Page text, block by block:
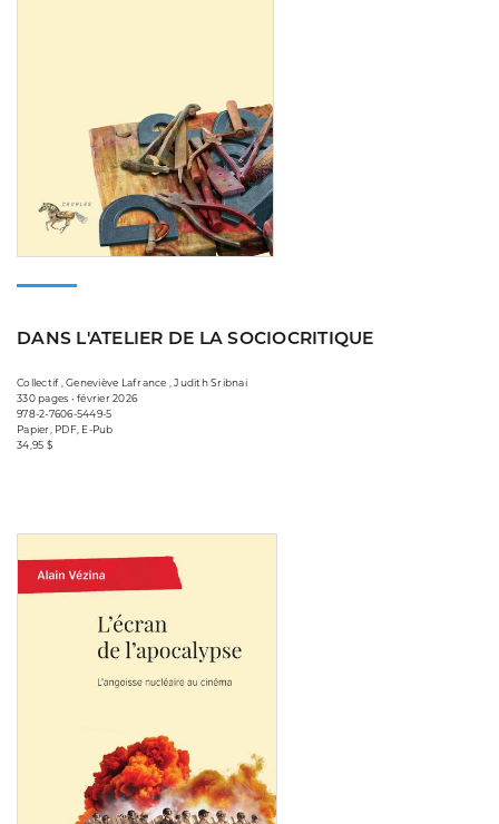
DANS L'ATELIER DE LA SOCIOCRITIQUE
Collectif , Geneviève Lafrance , Judith Sribnai
330 pages • février 2026
978-2-7606-5449-5
Papier, PDF, E-Pub
34,95 $